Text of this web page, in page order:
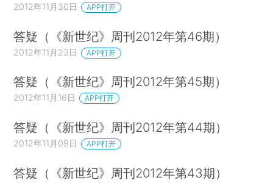
2012年11月30日 APP打开
答疑（《新世纪》周刊2012年第46期）
2012年11月23日 APP打开
答疑（《新世纪》周刊2012年第45期）
2012年11月16日 APP打开
答疑（《新世纪》周刊2012年第44期）
2012年11月09日 APP打开
答疑（《新世纪》周刊2012年第43期）